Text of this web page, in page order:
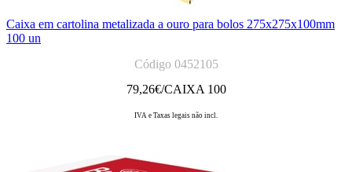
Caixa em cartolina metalizada a ouro para bolos 275x275x100mm
100 un
Código 0452105
79,26€/CAIXA 100
IVA e Taxas legais não incl.